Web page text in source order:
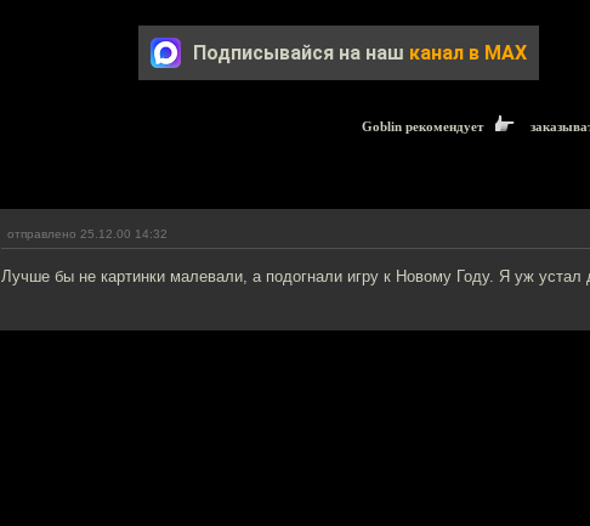
Подписывайся на наш канал в MAX
Goblin рекомендует
отправлено 25.12.00 14:32
Лучше бы не картинки малевали, а подогнали игру к Новому Году. Я уж устал